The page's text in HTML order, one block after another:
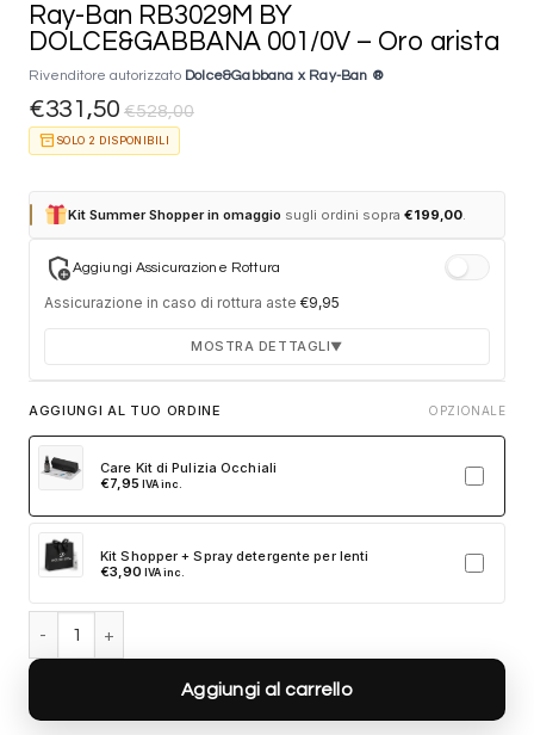
Ray-Ban RB3029M BY
DOLCE&GABBANA 001/0V – Oro arista
Rivenditore autorizzato Dolce&Gabbana x Ray-Ban ®
€331,50 €528,00
inventory_2 SOLO 2 DISPONIBILI
Kit Summer Shopper in omaggio sugli ordini sopra€199,00
add_moderatorAggiungi Assicurazione Rottura
Assicurazione in caso di rottura aste €9,95
MOSTRA DETTAGLI▼
Durata 12 mesi dalla consegna dell'ordine
Fino a 2 sostituzioni delle aste in caso di danno
accidentale
Ricambi originali e certificati del produttore
Spedizione espressa delle aste nuove
Clicca sulla card per attivare l'assicurazione. Se non clicchi, non
verrà aggiunta al tuo ordine.
AGGIUNGI AL TUO ORDINE OPZIONALE
Care Kit di Pulizia Occhiali
€7,95 IVA inc.
Kit Shopper + Spray detergente per lenti
€3,90 IVA inc.
Aggiungi al carrello